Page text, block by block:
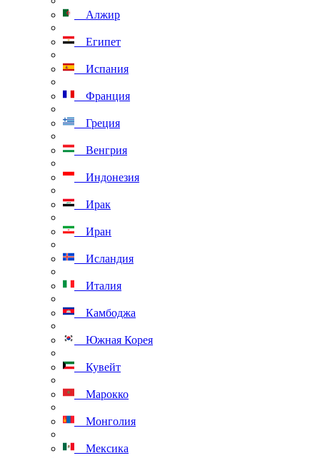
Алжир
Египет
Испания
Франция
Греция
Венгрия
Индонезия
Ирак
Иран
Исландия
Италия
Камбоджа
Южная Корея
Кувейт
Марокко
Монголия
Мексика